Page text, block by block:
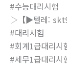
#수능대리시험
▷【▶텔레:
#대리시험
#회계1급대리시
#세무1급대리시